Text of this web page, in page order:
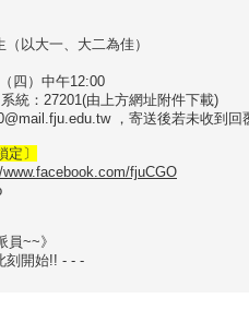
以大一、大二為佳）
四）中午12:00
統：27201(由上方網址附件下載)
，寄送後若未收到回
〕
fjuCGO
員~~》
刻開始!! - - -